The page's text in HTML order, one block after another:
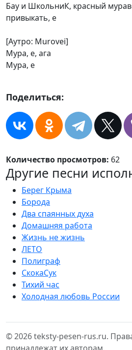
Бау и ШкольниК, красный
привыкать, е
[Аутро: Murovei]
Мура, е, ага
Мура, е
Поделиться:
Количество просмотров: 62
Другие песни
Берег Крыма
Борода
Два спаянных духа
Домашняя работа
Жизнь не жизнь
ЛЕТО
Полиграф
СкокаСук
Тихий час
Холодная любовь России
© 2026 teksty-pesen-rus.ru.